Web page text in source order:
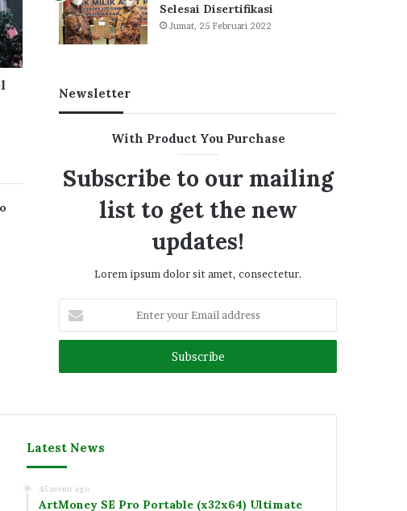
Selesai Disertifikasi
Jumat, 25 Februari 2022
Newsletter
With Product You Purchase
Subscribe to our mailing
list to get the new
updates!
Lorem ipsum dolor sit amet, consectetur.
your
Email
Latest News
45 menit ago
ArtMoney SE Pro Portable (x32x64) Ultimate